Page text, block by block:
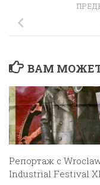
ВАМ МОЖЕТ
Репортаж с
Industrial Festival